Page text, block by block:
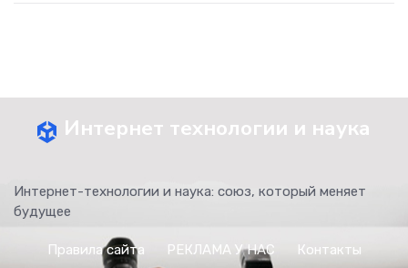
Интернет технологии и наука
Интернет-технологии и наука: союз, который меняет
будущее
Правила сайта РЕКЛАМА У НАС Контакты